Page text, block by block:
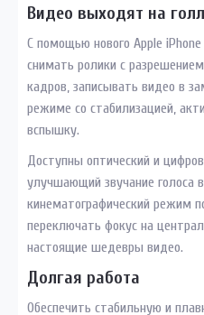
Видео выходят на
С помощью нового Apple
снимать ролики с
кадров, записывать видео в
режиме со стабилизацией,
вспышку.
Доступны оптический и
улучшающий звучание голоса
кинематографический режим
переключать фокус на
настоящие шедевры видео.
Долгая работа
Обеспечить стабильную и